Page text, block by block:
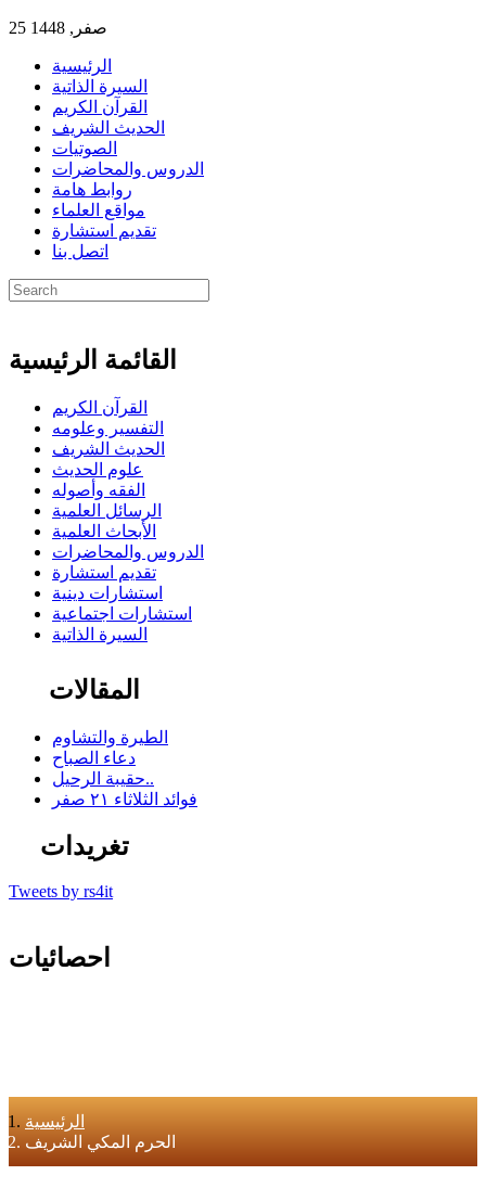
25 صفر, 1448
الرئيسية
السيرة الذاتية
القرآن الكريم
الحديث الشريف
الصوتيات
الدروس والمحاضرات
روابط هامة
مواقع العلماء
تقديم استشارة
اتصل بنا
القائمة الرئيسية
القرآن الكريم
التفسير وعلومه
الحديث الشريف
علوم الحديث
الفقه وأصوله
الرسائل العلمية
الأبحاث العلمية
الدروس والمحاضرات
تقديم استشارة
استشارات دينية
استشارات اجتماعية
السيرة الذاتية
المقالات
الطيرة والتشاوم
دعاء الصباح
حقيبة الرحيل..
فوائد الثلاثاء ٢١ صفر
تغريدات
Tweets by rs4it
احصائيات
الرئيسية
الحرم المكي الشريف